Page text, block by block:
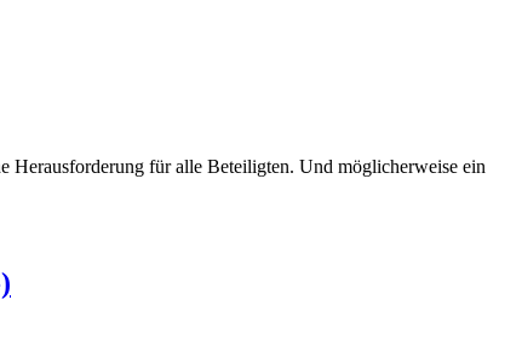
Herausforderung für alle Beteiligten. Und möglicherweise ein